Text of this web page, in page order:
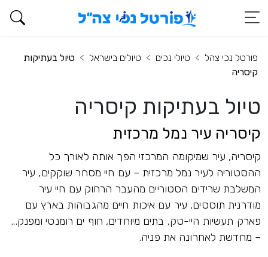
פורטל נכי צהל טיולי נכים טיולים בישראל
טיול בעתיקות
קיסריה
טיול בעתיקות קיסריה
קיסריה עיר נמל מרכזית
קיסריה, עיר שמיקומה המרכזי הפך אותה לאורך כל
ההסטוריה לעיר נמל מרכזית – עם חיי מסחר שוקקים, עיר
המשלבת שרידים הסטוריים מהעבר הרחוק עם חיי עיר
מודרנית תוססים, עיר עם איכות חיים מהגבוהות בארץ עם
פארק תעשיות היי-טק, בתים מיוחדים, חוף ים רומנטי ומפנק...
– מחדשת לאחרונה את פניה.